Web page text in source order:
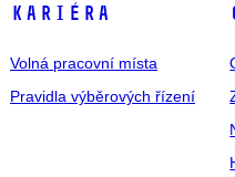
Kariéra
Volná pracovní místa
Pravidla výběrových řízení